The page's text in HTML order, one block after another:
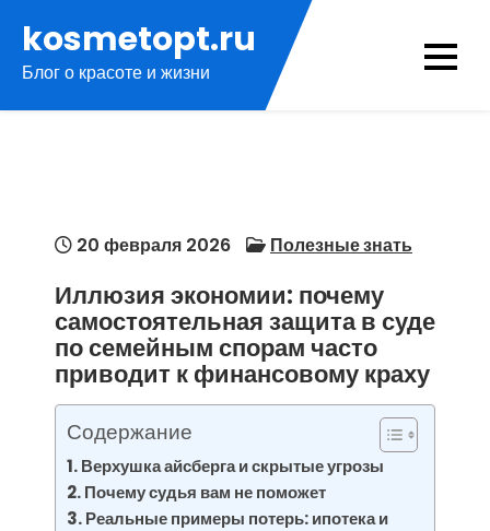
содержимому
kosmetopt.ru
Блог о красоте и жизни
20 февраля 2026 Полезные знать
Иллюзия экономии: почему
самостоятельная защита в суде
по семейным спорам часто
приводит к финансовому краху
Содержание
Верхушка айсберга и скрытые угрозы
Почему судья вам не поможет
Реальные примеры потерь: ипотека и